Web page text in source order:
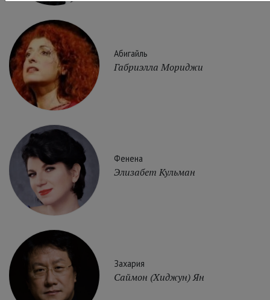
Абигайль
Габриэлла Мориджи
Фенена
Элизабет Кульман
Захария
Саймон (Хиджун) Ян